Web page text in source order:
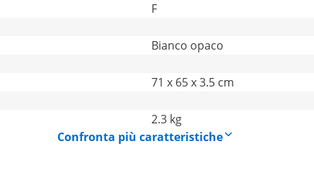
F
Bianco opaco
71 x 65 x 3.5 cm
2.3 kg
Confronta più caratteristiche